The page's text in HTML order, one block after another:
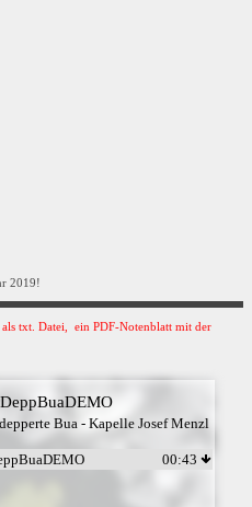
2019!
txt. Datei, ein PDF-Notenblatt mit der
Bua - Kapelle Josef Menzl
00:43